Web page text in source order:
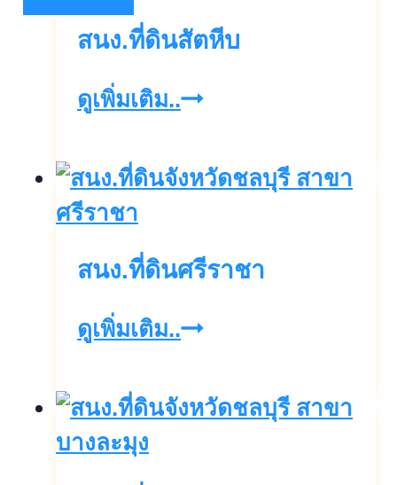
สนง.ที่ดินสัตหีบ
ดูเพิ่มเติม..สนง.ที่ดิน
สนง.ที่ดินศรีราชา
ดูเพิ่มเติม..สนง.ที่ดิน